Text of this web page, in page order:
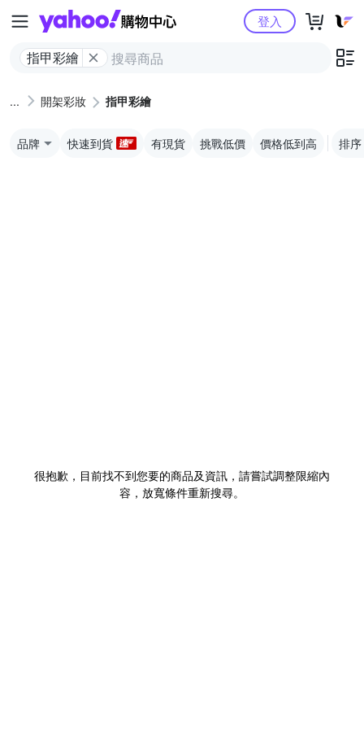
Yahoo購物中心
指甲彩繪
登入
開架彩妝 指甲彩繪
品牌 快速到貨 有現貨 挑戰低價 價格低到高 排序
很抱歉，目前找不到您要的商品及資訊，請嘗試調整限縮內
容，放寬條件重新搜尋。